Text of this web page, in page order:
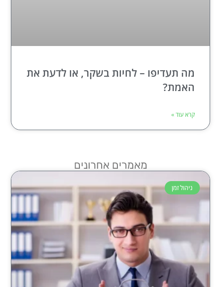
מה תעדיפו – לחיות בשקר, או לדעת את
האמת?
קרא עוד »
מאמרים אחרונים
ניהול זמן